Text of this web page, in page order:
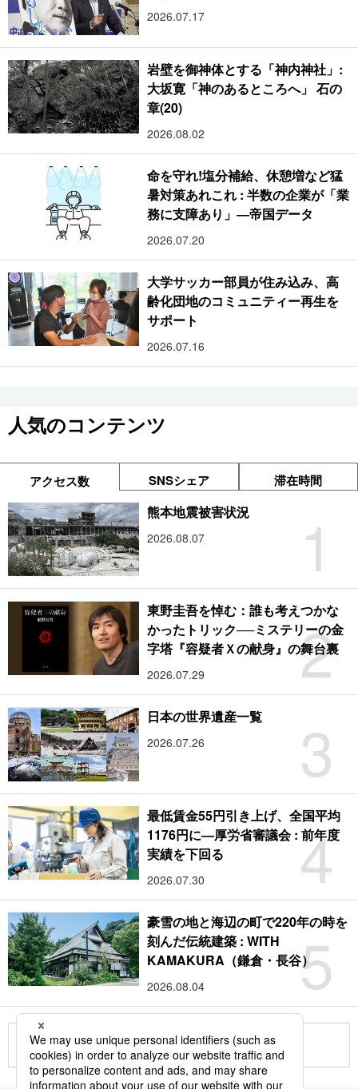
2026.07.17
岩壁を御神体とする「神内神社」:
大坂寛「神のあるところへ」 石の
章(20)
2026.08.02
命を守れ!塩分補給、休憩増など猛
暑対策あれこれ : 半数の企業が「業
務に支障あり」―帝国データ
2026.07.20
大学サッカー部員が住み込み、高
齢化団地のコミュニティー再生を
サポート
2026.07.16
人気のコンテンツ
アクセス数 SNSシェア 滞在時間
1
熊本地震被害状況
2026.08.07
2
東野圭吾を悼む：誰も考えつかな
かったトリック──ミステリーの金
字塔『容疑者Ｘの献身』の舞台裏
2026.07.29
3
日本の世界遺産一覧
2026.07.26
4
最低賃金55円引き上げ、全国平均
1176円に―厚労省審議会 : 前年度
実績を下回る
2026.07.30
5
豪雪の地と海辺の町で220年の時を
刻んだ伝統建築 : WITH
KAMAKURA（鎌倉・長谷）
2026.08.04
もっと見る